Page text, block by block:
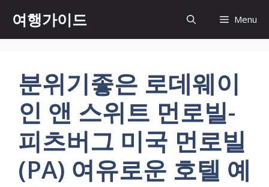
츠
여행가이드 Menu
분위기좋은 로데웨이
인 앤 스위트 먼로빌-
피츠버그 미국 먼로빌
(PA) 여유로운 호텔 예